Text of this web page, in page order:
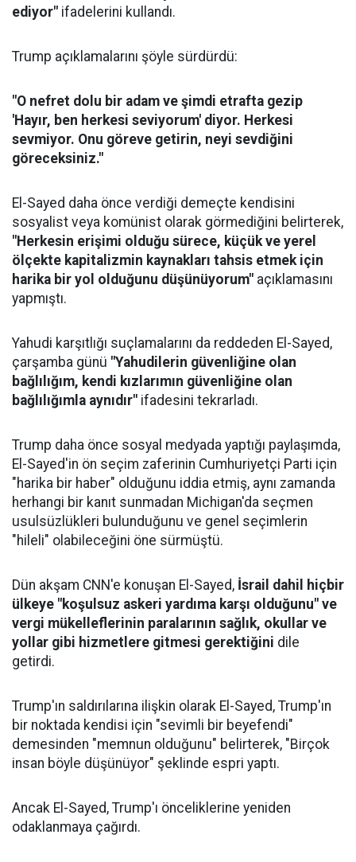
ediyor" ifadelerini kullandı.
Trump açıklamalarını şöyle sürdürdü:
"O nefret dolu bir adam ve şimdi etrafta gezip
'Hayır, ben herkesi seviyorum' diyor. Herkesi
sevmiyor. Onu göreve getirin, neyi sevdiğini
göreceksiniz."
El-Sayed daha önce verdiği demeçte kendisini
sosyalist veya komünist olarak görmediğini belirterek,
"Herkesin erişimi olduğu sürece, küçük ve yerel
ölçekte kapitalizmin kaynakları tahsis etmek için
harika bir yol olduğunu düşünüyorum" açıklamasını
yapmıştı.
Yahudi karşıtlığı suçlamalarını da reddeden El-Sayed,
çarşamba günü "Yahudilerin güvenliğine olan
bağlılığım, kendi kızlarımın güvenliğine olan
bağlılığımla aynıdır" ifadesini tekrarladı.
Trump daha önce sosyal medyada yaptığı paylaşımda,
El-Sayed'in ön seçim zaferinin Cumhuriyetçi Parti için
"harika bir haber" olduğunu iddia etmiş, aynı zamanda
herhangi bir kanıt sunmadan Michigan'da seçmen
usulsüzlükleri bulunduğunu ve genel seçimlerin
"hileli" olabileceğini öne sürmüştü.
Dün akşam CNN'e konuşan El-Sayed, İsrail dahil hiçbir
ülkeye "koşulsuz askeri yardıma karşı olduğunu" ve
vergi mükelleflerinin paralarının sağlık, okullar ve
yollar gibi hizmetlere gitmesi gerektiğini dile
getirdi.
Trump'ın saldırılarına ilişkin olarak El-Sayed, Trump'ın
bir noktada kendisi için "sevimli bir beyefendi"
demesinden "memnun olduğunu" belirterek, "Birçok
insan böyle düşünüyor" şeklinde espri yaptı.
Ancak El-Sayed, Trump'ı önceliklerine yeniden
odaklanmaya çağırdı.